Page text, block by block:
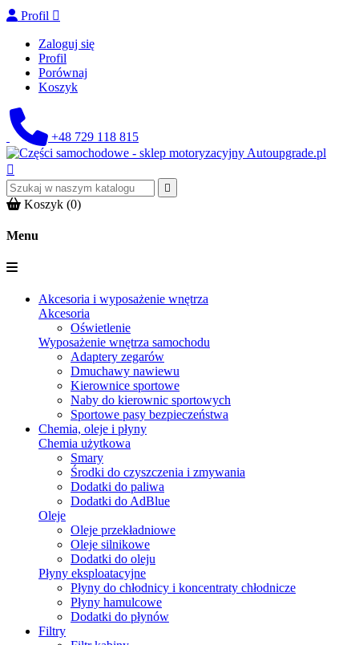
Profil 
Zaloguj się
Profil
Porównaj
Koszyk
+48 729 118 815


Koszyk (0)
Menu
Akcesoria i wyposażenie wnętrza
Akcesoria
Oświetlenie
Wyposażenie wnętrza samochodu
Adaptery zegarów
Dmuchawy nawiewu
Kierownice sportowe
Naby do kierownic sportowych
Sportowe pasy bezpieczeństwa
Chemia, oleje i płyny
Chemia użytkowa
Smary
Środki do czyszczenia i zmywania
Dodatki do paliwa
Dodatki do AdBlue
Oleje
Oleje przekładniowe
Oleje silnikowe
Dodatki do oleju
Płyny eksploatacyjne
Płyny do chłodnicy i koncentraty chłodnicze
Płyny hamulcowe
Dodatki do płynów
Filtry